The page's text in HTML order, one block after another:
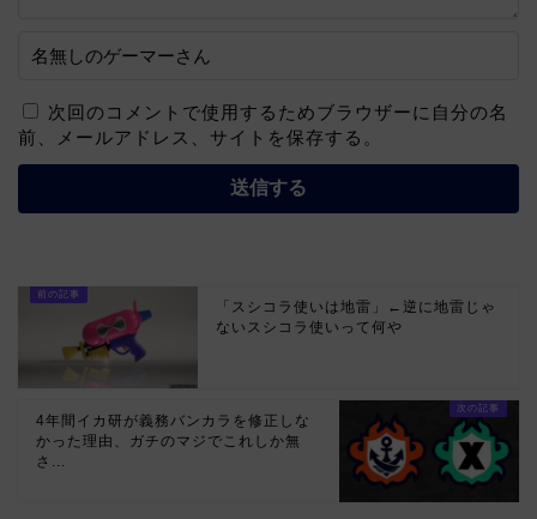
次回のコメントで使用するためブラウザーに自分の名
前、メールアドレス、サイトを保存する。
「スシコラ使いは地雷」←逆に地雷じゃ
ないスシコラ使いって何や
4年間イカ研が義務バンカラを修正しな
かった理由、ガチのマジでこれしか無
さ...